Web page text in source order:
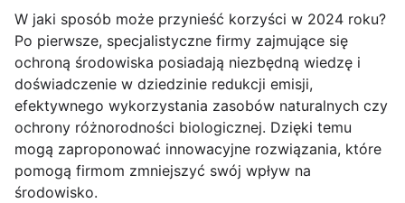
W jaki sposób może przynieść korzyści w 2024 roku?
Po pierwsze, specjalistyczne firmy zajmujące się
ochroną środowiska posiadają niezbędną wiedzę i
doświadczenie w dziedzinie redukcji emisji,
efektywnego wykorzystania zasobów naturalnych czy
ochrony różnorodności biologicznej. Dzięki temu
mogą zaproponować innowacyjne rozwiązania, które
pomogą firmom zmniejszyć swój wpływ na
środowisko.